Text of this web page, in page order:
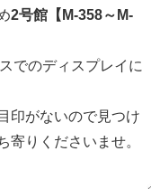
2号館【M-358～M-
でのディスプレイに
印がないので見つけ
寄りくださいませ。